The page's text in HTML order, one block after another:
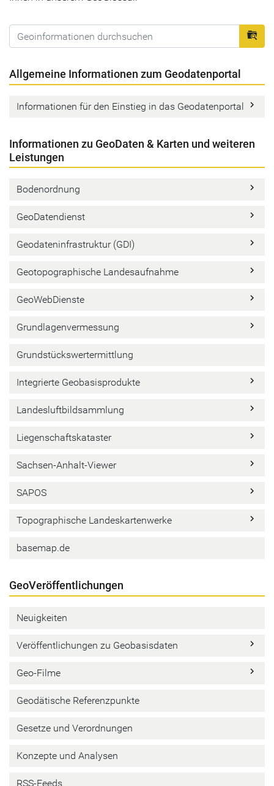
Allgemeine Informationen zum Geodatenportal
Informationen für den Einstieg in das Geodatenportal keyboard_arrow_right
Informationen zu GeoDaten & Karten und weiteren
Leistungen
Bodenordnung keyboard_arrow_right
GeoDatendienst keyboard_arrow_right
Geodateninfrastruktur (GDI) keyboard_arrow_right
Geotopographische Landesaufnahme keyboard_arrow_right
GeoWebDienste keyboard_arrow_right
Grundlagenvermessung keyboard_arrow_right
Grundstückswertermittlung
Integrierte Geobasisprodukte keyboard_arrow_right
Landesluftbildsammlung keyboard_arrow_right
Liegenschaftskataster keyboard_arrow_right
Sachsen-Anhalt-Viewer keyboard_arrow_right
SAPOS keyboard_arrow_right
Topographische Landeskartenwerke keyboard_arrow_right
basemap.de
GeoVeröffentlichungen
Neuigkeiten
Veröffentlichungen zu Geobasisdaten keyboard_arrow_right
Geo-Filme keyboard_arrow_right
Geodätische Referenzpunkte
Gesetze und Verordnungen
Konzepte und Analysen
RSS-Feeds